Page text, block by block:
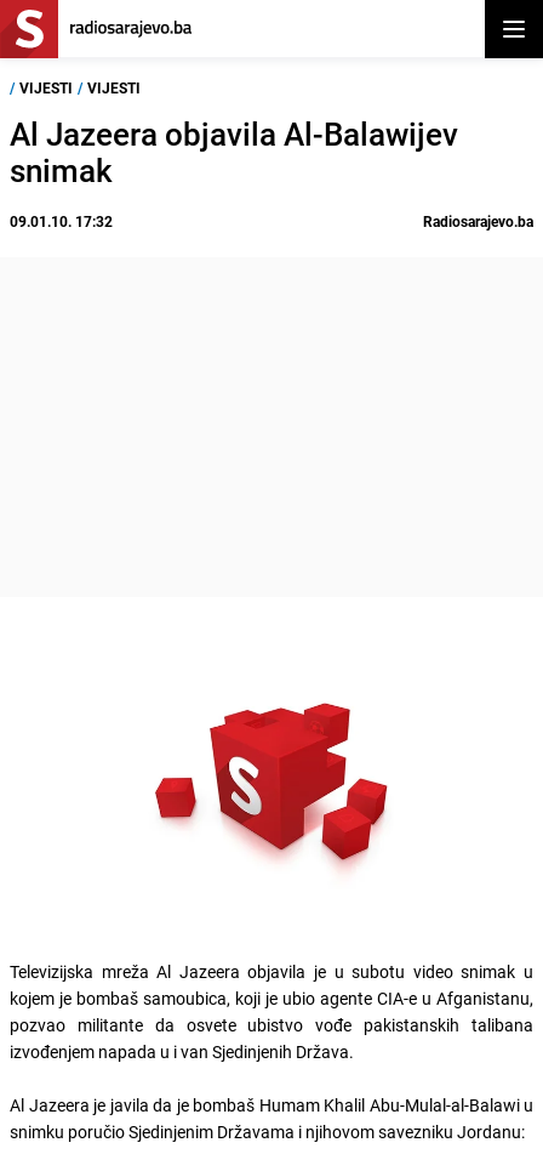
/ VIJESTI / VIJESTI
Al Jazeera objavila Al-Balawijev
snimak
09.01.10. 17:32 Radiosarajevo.ba
Televizijska mreža Al Jazeera objavila je u subotu video snimak u
kojem je bombaš samoubica, koji je ubio agente CIA-e u Afganistanu,
pozvao militante da osvete ubistvo vođe pakistanskih talibana
izvođenjem napada u i van Sjedinjenih Država.
Al Jazeera je javila da je bombaš Humam Khalil Abu-Mulal-al-Balawi u
snimku poručio Sjedinjenim Državama i njihovom savezniku Jordanu: